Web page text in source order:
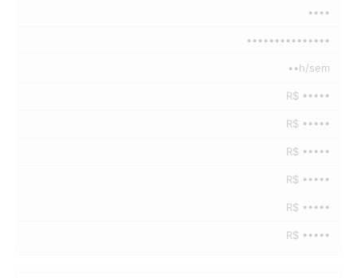
••••
•••••••••••••••
••h/sem
R$ •••••
R$ •••••
R$ •••••
R$ •••••
R$ •••••
R$ •••••